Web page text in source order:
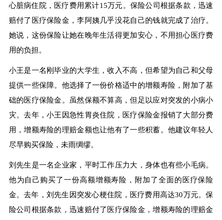
心脏病住院，医疗费用累计15万元。保险公司根据条款，迅速
赔付了医疗保险金，李阿姨几乎没花自己的钱就完成了治疗。
她说，这份保险让她在晚年生活得更加安心，不用担心医疗费
用的负担。
小王是一名刚毕业的大学生，收入不高，但希望为自己和父母
提供一些保障。他选择了一份价格适中的增额寿险，附加了基
础的医疗保险金。虽然保额不算高，但足以应对突发的小病小
灾。去年，小王因急性胃炎住院，医疗保险金报销了大部分费
用，增额寿险的理赔金额也让他有了一些积蓄。他建议年轻人
尽早购买保险，未雨绸缪。
刘先生是一名企业家，平时工作压力大，身体也有些小毛病。
他为自己购买了一份高额增额寿险，附加了全面的医疗保险
金。去年，刘先生因突发心梗住院，医疗费用高达30万元。保
险公司根据条款，迅速赔付了医疗保险金，增额寿险的理赔金